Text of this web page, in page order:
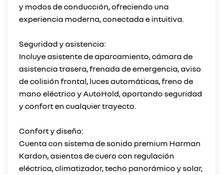
y modos de conducción, ofreciendo una
experiencia moderna, conectada e intuitiva.
Seguridad y asistencia:
Incluye asistente de aparcamiento, cámara de
asistencia trasera, frenada de emergencia, aviso
de colisión frontal, luces automáticas, freno de
mano eléctrico y AutoHold, aportando seguridad
y confort en cualquier trayecto.
Confort y diseño:
Cuenta con sistema de sonido premium Harman
Kardon, asientos de cuero con regulación
eléctrica, climatizador, techo panorámico y solar,